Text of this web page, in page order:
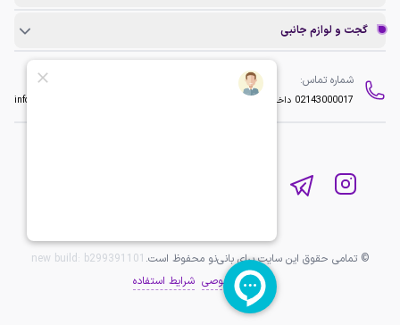
گجت و لوازم جانبی
شماره تماس:
02143000017 داخلی 2 info@baninopc.com
© تمامی حقوق این سایت برای بانی‌نو محفوظ است. new build: b299391101
حریم خصوصی شرایط استفاده